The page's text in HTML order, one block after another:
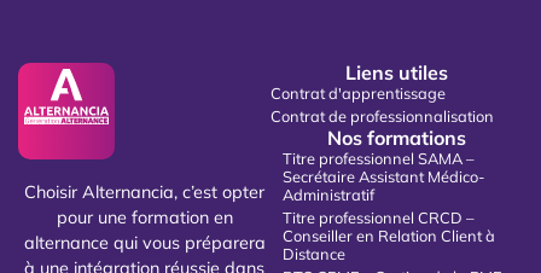
Choisir Alternancia, c’est opter
pour une formation en
alternance qui vous préparera
à une intégration réussie dans
Liens utiles
Contrat d'apprentissage
Contrat de professionnalisation
Nos formations
Titre professionnel SAMA –
Secrétaire Assistant Médico-
Administratif
Titre professionnel CRCD –
Conseiller en Relation Client à
Distance